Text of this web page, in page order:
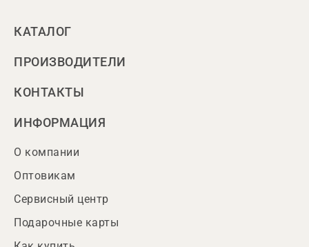
КАТАЛОГ
ПРОИЗВОДИТЕЛИ
КОНТАКТЫ
ИНФОРМАЦИЯ
О компании
Оптовикам
Сервисный центр
Подарочные карты